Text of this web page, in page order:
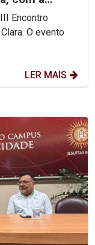
Encontro
O evento
LER MAIS